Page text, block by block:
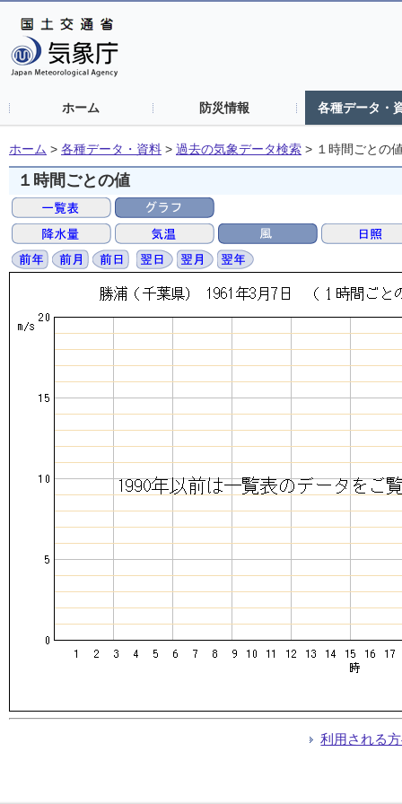
ホーム 防災情報 各種データ・
ホーム > 各種データ・資料 > 過去の気象データ検索 > １時間ごとの
１時間ごとの値
利用される